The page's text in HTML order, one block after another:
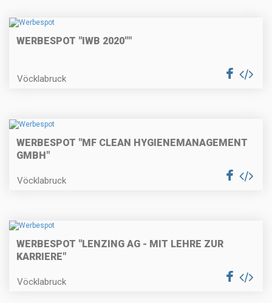
WERBESPOT "IWB 2020""
Vöcklabruck
WERBESPOT "MF CLEAN HYGIENEMANAGEMENT
GMBH"
Vöcklabruck
WERBESPOT "LENZING AG - MIT LEHRE ZUR
KARRIERE"
Vöcklabruck